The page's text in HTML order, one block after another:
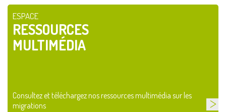
ESPACE
RESSOURCES
MULTIMÉDIA
Consultez et téléchargez nos ressources multimédia sur les
migrations